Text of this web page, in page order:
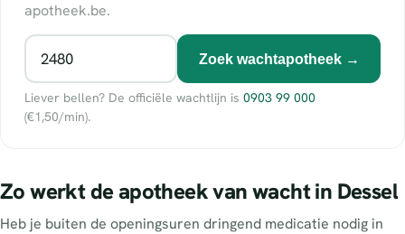
apotheek.be.
Zoek wachtapotheek →
Liever bellen? De officiële wachtlijn is 0903 99 000
(€1,50/min).
Zo werkt de apotheek van wacht in Dessel
Heb je buiten de openingsuren dringend medicatie nodig in